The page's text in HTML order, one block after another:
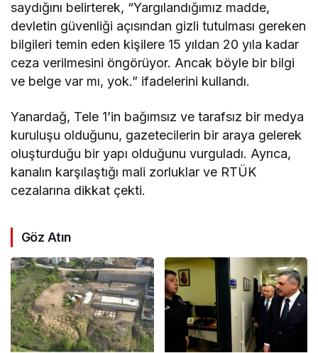
saydığını belirterek, “Yargılandığımız madde,
devletin güvenliği açısından gizli tutulması gereken
bilgileri temin eden kişilere 15 yıldan 20 yıla kadar
ceza verilmesini öngörüyor. Ancak böyle bir bilgi
ve belge var mı, yok.” ifadelerini kullandı.
Yanardağ, Tele 1’in bağımsız ve tarafsız bir medya
kuruluşu olduğunu, gazetecilerin bir araya gelerek
oluşturduğu bir yapı olduğunu vurguladı. Ayrıca,
kanalın karşılaştığı mali zorluklar ve RTÜK
cezalarına dikkat çekti.
Göz Atın